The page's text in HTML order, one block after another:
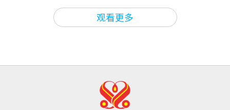
观看更多
2026-08-08
4:25
为强大的多
师父内边的和平会谈（二集之二）